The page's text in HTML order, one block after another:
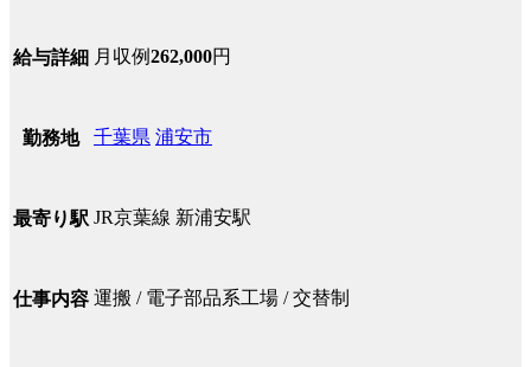
給与詳細 月収例262,000円
勤務地 千葉県 浦安市
最寄り駅 JR京葉線 新浦安駅
仕事内容 運搬 / 電子部品系工場 / 交替制